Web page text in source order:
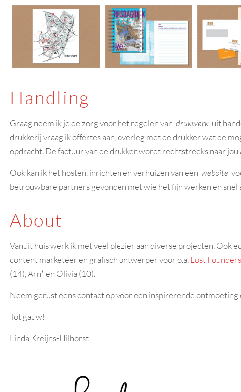
Handling
Graag neem ik je de zorg voor het regelen van drukwerk uit
drukkerij vraag ik offertes aan, overleg met de drukker wat de
opdracht. De factuur van de drukker wordt rechtstreeks naar
Ook kan ik het hosten, inrichten en verhuizen van een website
betrouwbare partners gevonden met wie het fijn werken en snel
About
Vanuit huis werk ik met veel plezier aan diverse projecten. Ook
content marketeer en grafisch ontwerper voor o.a.Lost Founders
(14), Arn* en Olivia (10).
Neem gerust eens contact op voor een inspirerende
Tot gauw!
Linda Kreijns-Hilhorst